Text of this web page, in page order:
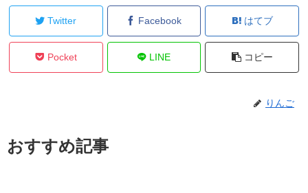
Twitter Facebook はてブ
Pocket LINE コピー
りんご
おすすめ記事